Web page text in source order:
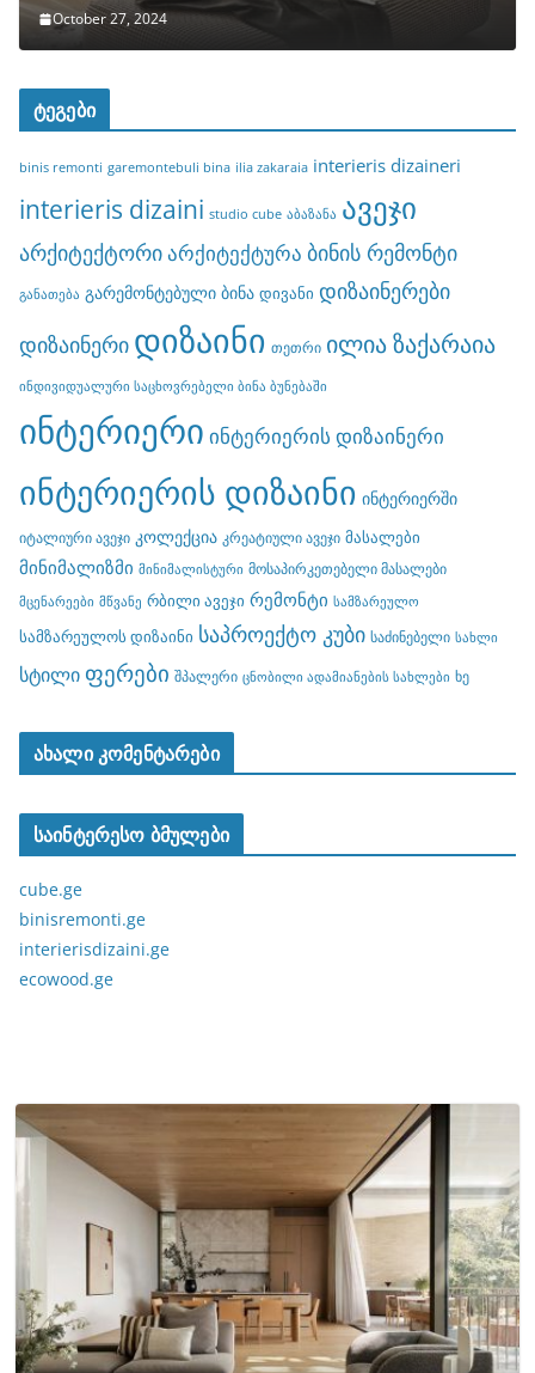
October 27, 2024
ტეგები
binis remonti garemontebuli bina ilia zakaraia interieris dizaineri
interieris dizaini studio cube აბაზანა ავეჯი
არქიტექტორიარქიტექტურა ბინის რემონტი
განათება გარემონტებული ბინა დივანი დიზაინერები
დიზაინერი დიზაინი თეთრი ილია ზაქარაია
ინდივიდუალური საცხოვრებელი ბინა ბუნებაში
ინტერიერი ინტერიერის დიზაინერი
ინტერიერის დიზაინი ინტერიერში
იტალიური ავეჯი კოლექცია კრეატიული ავეჯი მასალები
მინიმალიზმი მინიმალისტური მოსაპირკეთებელი მასალები
მცენარეები მწვანე რბილი ავეჯი რემონტი სამზარეულო
სამზარეულოს დიზაინი საპროექტო კუბი საძინებელი სახლი
სტილი ფერები შპალერი ცნობილი ადამიანების სახლები ხე
ახალი კომენტარები
საინტერესო ბმულები
cube.ge
binisremonti.ge
interierisdizaini.ge
ecowood.ge